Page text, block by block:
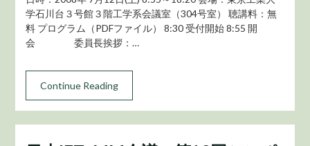
学石川台３号館３階工学系会議室（304号室） 聴講料：無
料 プログラム（PDFファイル） 8:30 受付開始 8:55 開
会 委員長挨拶：…
Continue Reading